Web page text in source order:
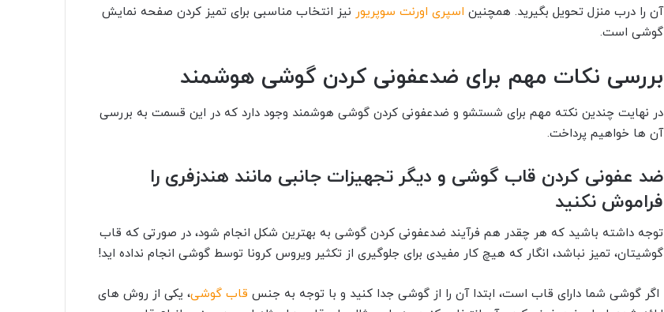
آن را درب منزل تحویل بگیرید. همچنین اسپری اورنت سوپریور نیز انتخاب مناسبی برای تمیز کردن صفحه نمایش
گوشی است.
بررسی نکات مهم برای ضدعفونی کردن گوشی هوشمند
در نهایت چندین نکته مهم برای شستشو و ضدعفونی کردن گوشی هوشمند وجود دارد که در این قسمت به بررسی
آن ها خواهیم پرداخت.
ضد عفونی کردن قاب گوشی و دیگر تجهیزات جانبی مانند هندزفری را
فراموش نکنید
توجه داشته باشید که هر چقدر هم فرآیند ضدعفونی کردن گوشی به بهترین شکل انجام شود، در صورتی که قاب
گوشیتان، تمیز نباشد، انگار که هیچ کار مفیدی برای جلوگیری از تکثیر ویروس کرونا توسط گوشی انجام نداده اید!
اگر گوشی شما دارای قاب است، ابتدا آن را از گوشی جدا کنید و با توجه به جنس قاب گوشی، یکی از روش های